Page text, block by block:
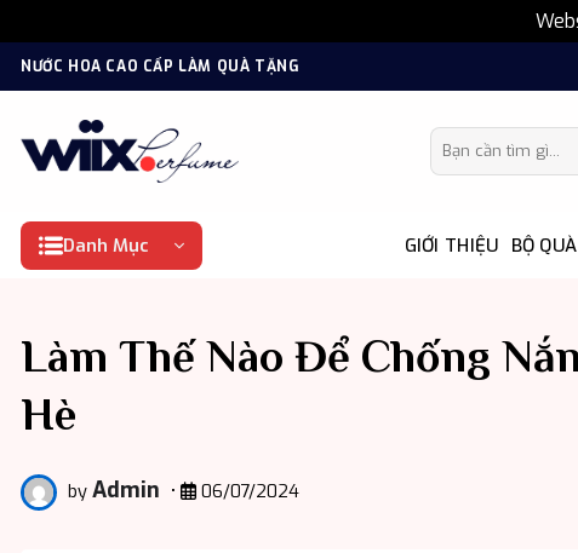
qua
dung
NƯỚC HOA CAO CẤP LÀM QUÀ TẶNG
Tìm kiếm:
Danh Mục GIỚI THIỆU BỘ
Làm Thế Nào Để Chống
Hè
by Admin • 06/07/2024